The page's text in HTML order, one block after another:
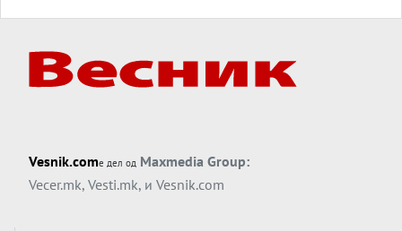
Вечер тема
ДЛАБОКО УДОЛУ: Сметководствените
Вечер тема
АТОМСКО ДОМИНО НА БЛИСКИОТ
ИСТОК
Vesnik.comе дел од Maxmedia Group:
Vecer.mk, Vesti.mk, и Vesnik.com